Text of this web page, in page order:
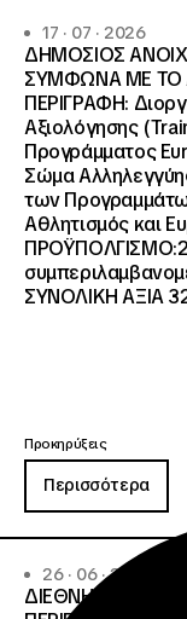
17 · 07 · 2026
ΔΗΜΟΣΙΟΣ
ΣΥΜΦΩΝΑ ΜΕ ΤΟ
ΠΕΡΙΓΡΑΦΗ:
Αξιολόγησης
Προγράμματος
Σώμα
των
Αθλητισμός και
ΣΥΝΟΛΙΚΗ ΑΞΙΑ
Προκηρύξεις
Περισσότερα
26 · 06 · 2026
ΔΙΕΘΝΗΣ